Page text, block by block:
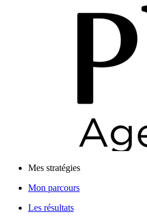
Mes stratégies
Mon parcours
Les résultats